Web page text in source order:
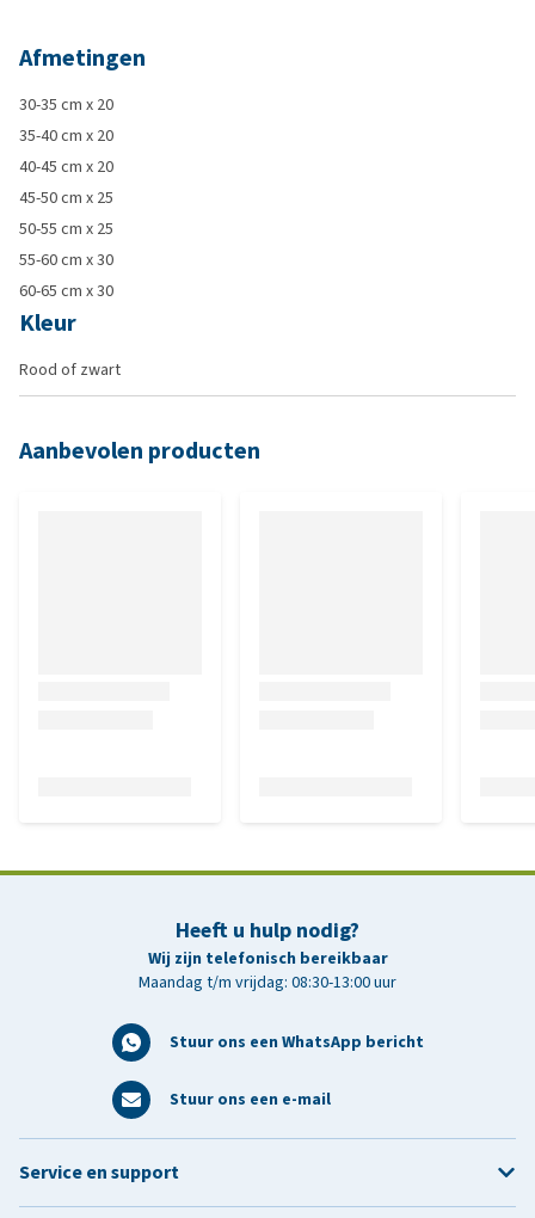
Afmetingen
30-35 cm x 20
35-40 cm x 20
40-45 cm x 20
45-50 cm x 25
50-55 cm x 25
55-60 cm x 30
60-65 cm x 30
Kleur
Rood of zwart
Aanbevolen producten
Heeft u hulp nodig?
Wij zijn telefonisch bereikbaar
Maandag t/m vrijdag: 08:30-13:00 uur
Stuur ons een WhatsApp bericht
Stuur ons een e-mail
Service en support